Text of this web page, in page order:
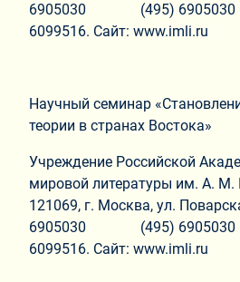
6905030 (495) 6905030
6099516. Сайт: www.imli.ru
Научный семинар
теории в странах Востока»
Учреждение Российской
мировой литературы им. А. М.
121069, г. Москва, ул.
6905030 (495) 6905030
6099516. Сайт: www.imli.ru